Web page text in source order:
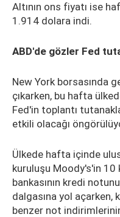
Altının ons fiyatı ise
1.914 dolara indi.
ABD'de gözler Fed
New York borsasında
çıkarken, bu hafta
Fed'in toplantı
etkili olacağı
Ülkede hafta içinde
kuruluşu Moody's'in 10
bankasının kredi
dalgasına yol açarken,
benzer not